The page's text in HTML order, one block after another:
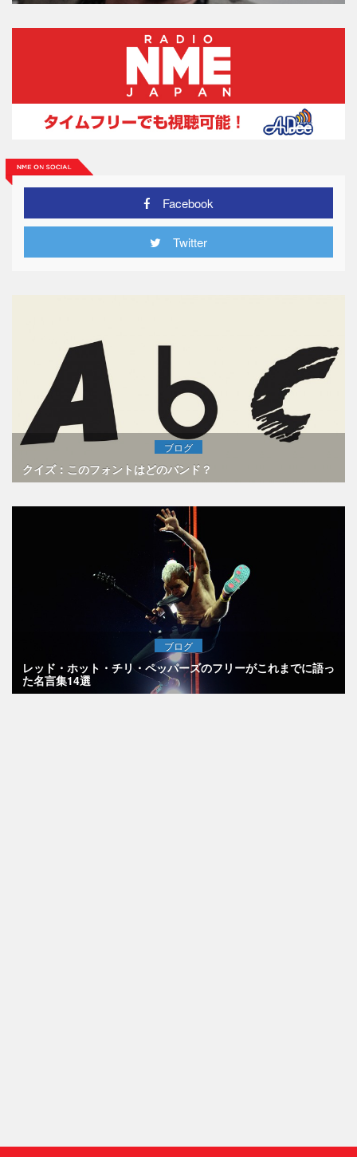
Facebook
Twitter
ブログ
クイズ：このフォントはどのバンド？
ブログ
レッド・ホット・チリ・ペッパーズのフリーがこれまでに語っ
た名言集14選